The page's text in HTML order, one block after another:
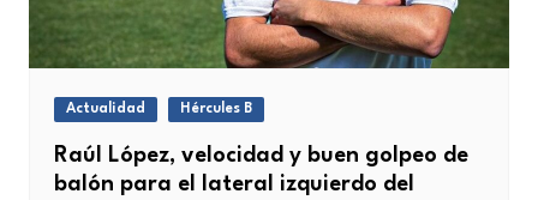
Actualidad Hércules B
Raúl López, velocidad y buen golpeo de
balón para el lateral izquierdo del